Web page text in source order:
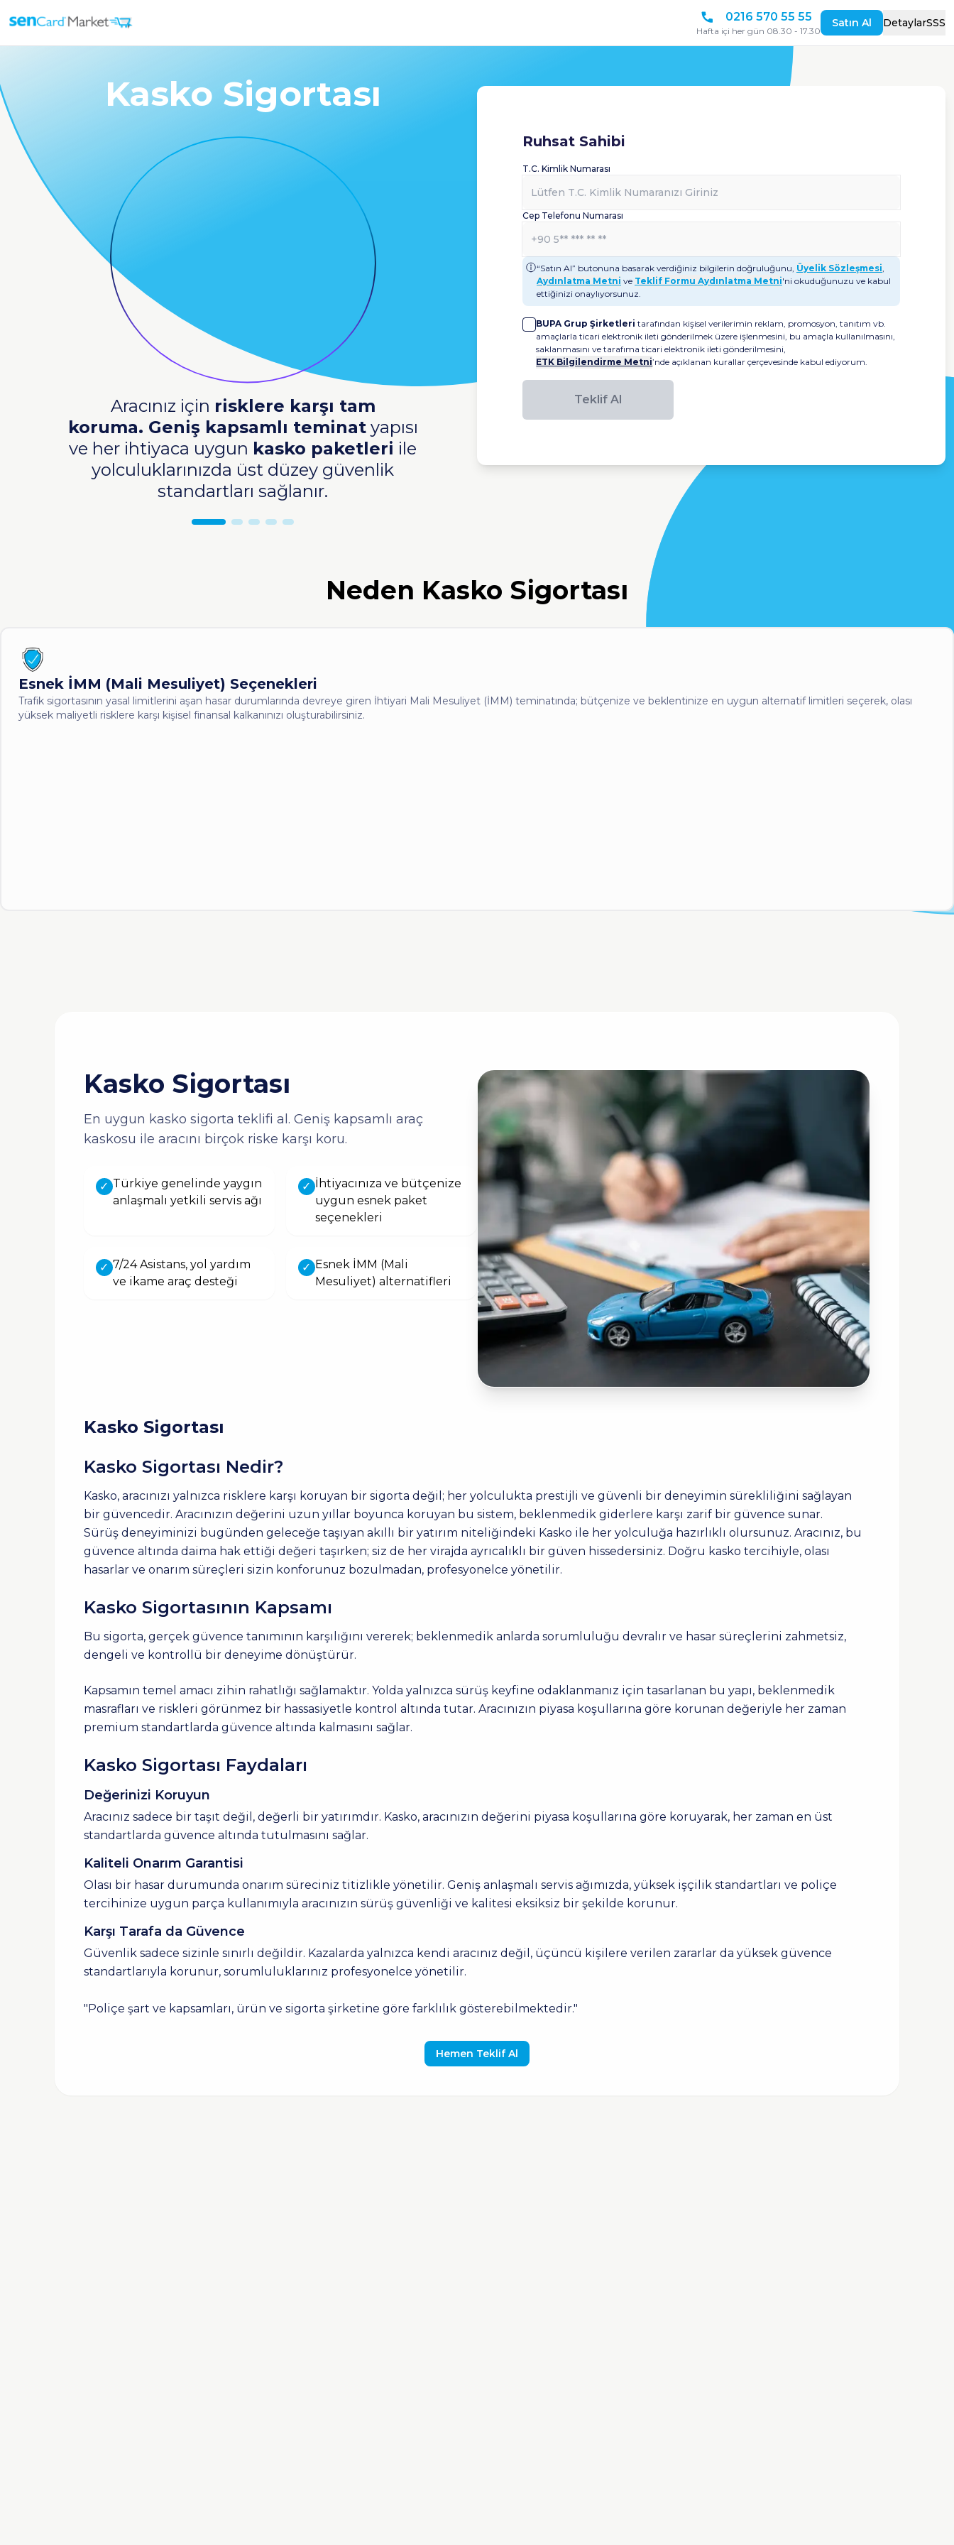
0216 570 55 55
Hafta içi her gün 08.30 - 17.30
Satın Al DetaylarSSS
Kasko Sigortası
Aracınız için risklere karşı tam
koruma. Geniş kapsamlı teminatyapısı
ve her ihtiyaca uygun kasko paketleri ile
yolculuklarınızda üst düzey güvenlik
standartları sağlanır.
Beklenmedik durumlara karşı
sorumluluklarınızı karşılar.
Ruhsat Sahibi
T.C. Kimlik Numarası
Cep Telefonu Numarası
“Satın Al” butonuna basarak verdiğiniz bilgilerin doğruluğunu, Üyelik Sözleşmesi,
Aydınlatma Metni ve Teklif Formu Aydınlatma Metni'ni okuduğunuzu ve kabul
ettiğinizi onaylıyorsunuz.
BUPA Grup Şirketleri tarafından kişisel verilerimin reklam, promosyon, tanıtım vb.
amaçlarla ticari elektronik ileti gönderilmek üzere işlenmesini, bu amaçla kullanılmasını,
saklanmasını ve tarafıma ticari elektronik ileti gönderilmesini,
ETK Bilgilendirme Metni’nde açıklanan kurallar çerçevesinde kabul ediyorum.
Teklif Al
Neden Kasko Sigortası
Esnek İMM (Mali Mesuliyet) Seçenekleri
Trafik sigortasının yasal limitlerini aşan hasar durumlarında devreye giren İhtiyari Mali Mesuliyet (İMM) teminatında; bütçenize ve beklentinize en uygun alternatif limitleri seçerek, olası
yüksek maliyetli risklere karşı kişisel finansal kalkanınızı oluşturabilirsiniz.
Kasko Sigortası
En uygun kasko sigorta teklifi al. Geniş kapsamlı araç
kaskosu ile aracını birçok riske karşı koru.
✓ Türkiye genelinde yaygın
anlaşmalı yetkili servis ağı
✓ İhtiyacınıza ve bütçenize
uygun esnek paket
seçenekleri
✓ 7/24 Asistans, yol yardım
ve ikame araç desteği
✓ Esnek İMM (Mali
Mesuliyet) alternatifleri
Kasko Sigortası
Kasko Sigortası Nedir?
Kasko, aracınızı yalnızca risklere karşı koruyan bir sigorta değil; her yolculukta prestijli ve güvenli bir deneyimin sürekliliğini sağlayan
bir güvencedir. Aracınızın değerini uzun yıllar boyunca koruyan bu sistem, beklenmedik giderlere karşı zarif bir güvence sunar.
Sürüş deneyiminizi bugünden geleceğe taşıyan akıllı bir yatırım niteliğindeki Kasko ile her yolculuğa hazırlıklı olursunuz. Aracınız, bu
güvence altında daima hak ettiği değeri taşırken; siz de her virajda ayrıcalıklı bir güven hissedersiniz. Doğru kasko tercihiyle, olası
hasarlar ve onarım süreçleri sizin konforunuz bozulmadan, profesyonelce yönetilir.
Kasko Sigortasının Kapsamı
Bu sigorta, gerçek güvence tanımının karşılığını vererek; beklenmedik anlarda sorumluluğu devralır ve hasar süreçlerini zahmetsiz,
dengeli ve kontrollü bir deneyime dönüştürür.
Kapsamın temel amacı zihin rahatlığı sağlamaktır. Yolda yalnızca sürüş keyfine odaklanmanız için tasarlanan bu yapı, beklenmedik
masrafları ve riskleri görünmez bir hassasiyetle kontrol altında tutar. Aracınızın piyasa koşullarına göre korunan değeriyle her zaman
premium standartlarda güvence altında kalmasını sağlar.
Kasko Sigortası Faydaları
Değerinizi Koruyun
Aracınız sadece bir taşıt değil, değerli bir yatırımdır. Kasko, aracınızın değerini piyasa koşullarına göre koruyarak, her zaman en üst
standartlarda güvence altında tutulmasını sağlar.
Kaliteli Onarım Garantisi
Olası bir hasar durumunda onarım süreciniz titizlikle yönetilir. Geniş anlaşmalı servis ağımızda, yüksek işçilik standartları ve poliçe
tercihinize uygun parça kullanımıyla aracınızın sürüş güvenliği ve kalitesi eksiksiz bir şekilde korunur.
Karşı Tarafa da Güvence
Güvenlik sadece sizinle sınırlı değildir. Kazalarda yalnızca kendi aracınız değil, üçüncü kişilere verilen zararlar da yüksek güvence
standartlarıyla korunur, sorumluluklarınız profesyonelce yönetilir.
"Poliçe şart ve kapsamları, ürün ve sigorta şirketine göre farklılık gösterebilmektedir."
Hemen Teklif Al